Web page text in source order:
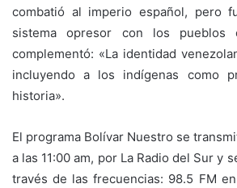
combatió al imperio español, pero
sistema opresor con los pueblos
complementó: «La identidad
incluyendo a los indígenas como
historia».
El programa Bolívar Nuestro se
a las 11:00 am, por La Radio del Sur y
través de las frecuencias: 98.5 FM